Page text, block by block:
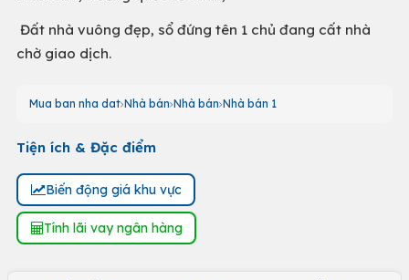
Đất nhà vuông đẹp, sổ đứng tên 1 chủ đang cất nhà
chờ giao dịch.
Mua ban nha dat Nhà bán Nhà bán Nhà bán 1
Tiện ích & Đặc điểm
Biến động giá khu vực
Tính lãi vay ngân hàng